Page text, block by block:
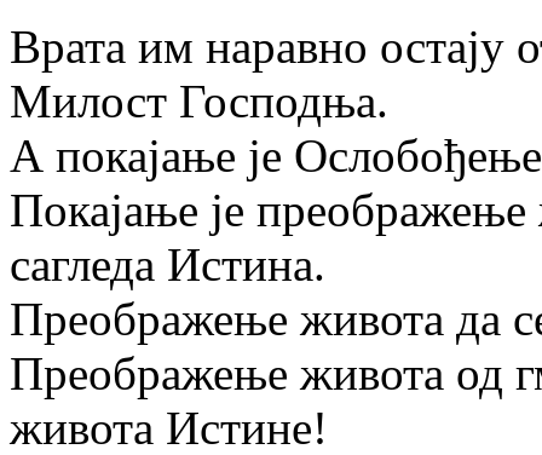
Врата им наравно остају
Милост Господња.
А покајање је
Покајање је
сагледа Истина.
Преображење живота да
Преображење живота од
живота Истине!